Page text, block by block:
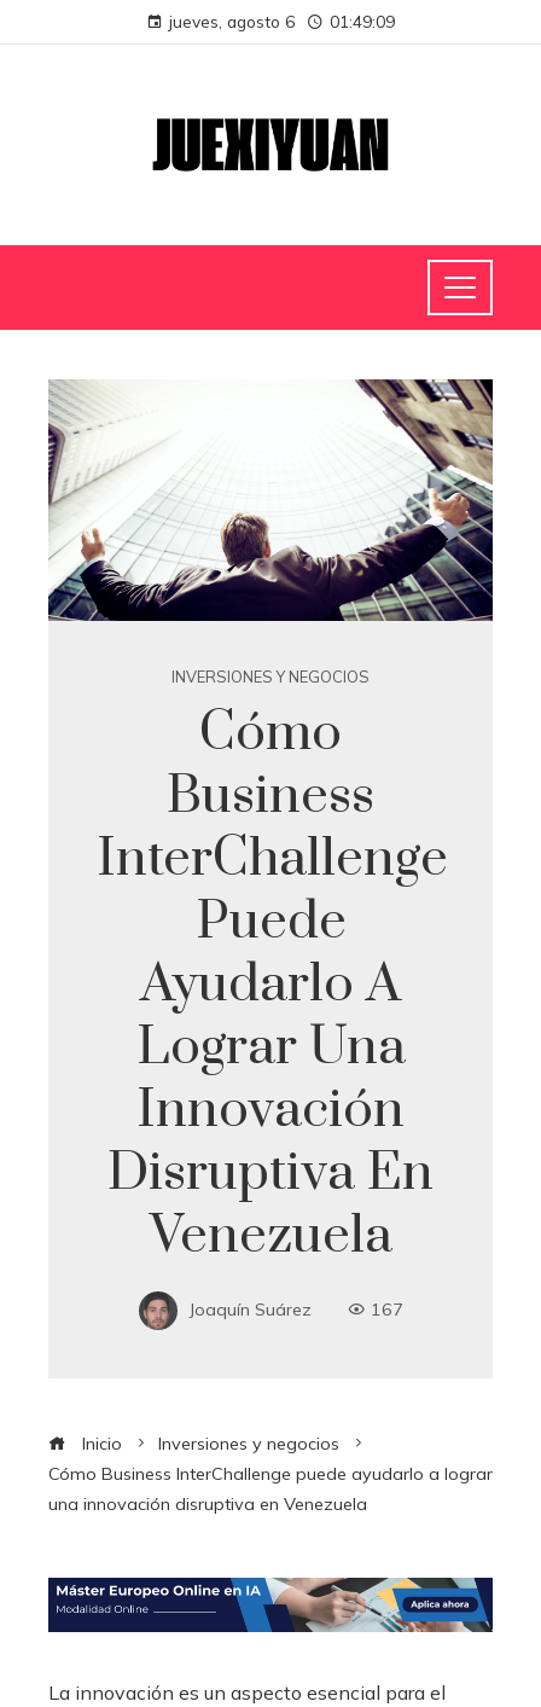
jueves, agosto 6 01:49:09
INVERSIONES Y NEGOCIOS
Cómo
Business
InterChallenge
Puede
Ayudarlo A
Lograr Una
Innovación
Disruptiva En
Venezuela
Joaquín Suárez 167
Inicio
Inversiones y negocios
Cómo Business InterChallenge puede ayudarlo a lograr
una innovación disruptiva en Venezuela
La innovación es un aspecto esencial para el